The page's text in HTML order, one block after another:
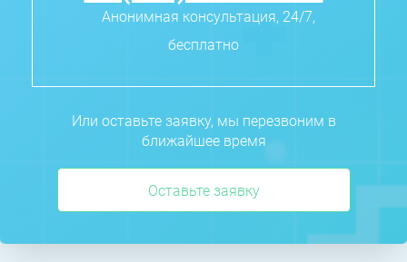
Анонимная консультация, 24/7,
бесплатно
Или оставьте заявку, мы перезвоним в
ближайшее время
Оставьте заявку